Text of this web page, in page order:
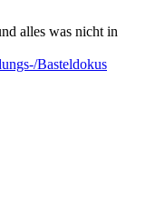
alles was nicht in
Basteldokus